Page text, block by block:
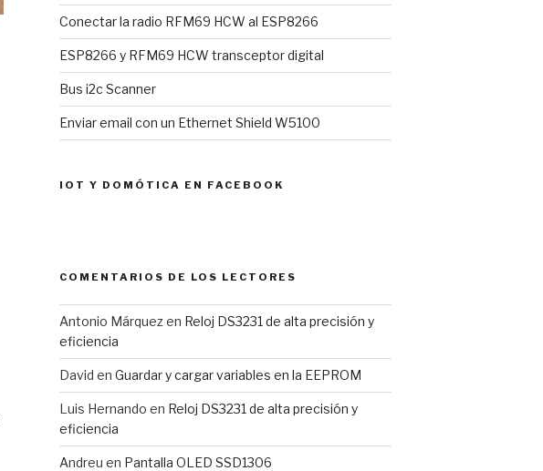
Conectar la radio RFM69 HCW al ESP8266
ESP8266 y RFM69 HCW transceptor digital
Bus i2c Scanner
Enviar email con un Ethernet Shield W5100
IOT Y DOMÓTICA EN FACEBOOK
COMENTARIOS DE LOS LECTORES
Antonio Márquezen Reloj DS3231 de alta precisión y
eficiencia
David en Guardar y cargar variables en la EEPROM
Luis Hernando en Reloj DS3231 de alta precisión y
eficiencia
Andreu en Pantalla OLED SSD1306